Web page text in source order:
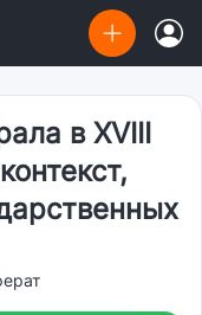
в XVIII